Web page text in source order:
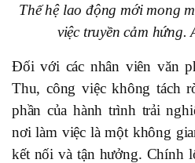
Thế hệ lao động mới mong
việc truyền cảm hứng.
Đối với các nhân viên văn
Thu, công việc không tách
phần của hành trình trải
nơi làm việc là một không
kết nối và tận hưởng. Chính